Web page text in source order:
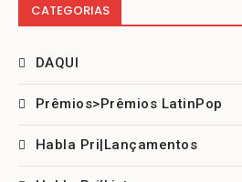
CATEGORIAS
DAQUI
Prêmios>Prêmios LatinPop
Habla Pri|Lançamentos